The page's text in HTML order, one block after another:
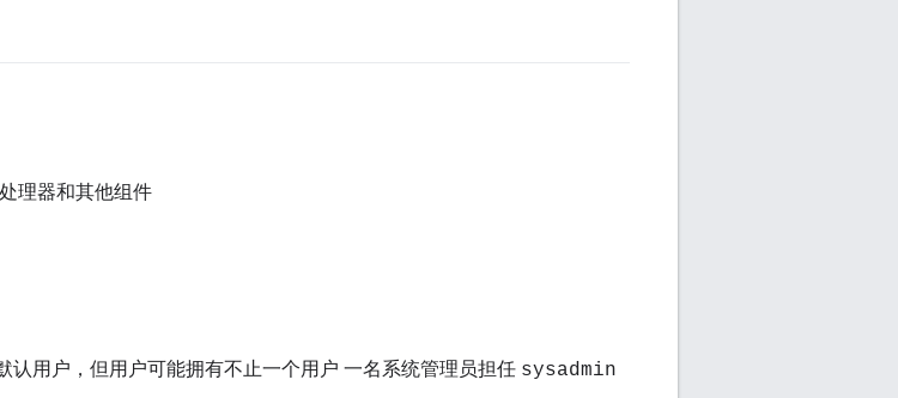
理器和其他组件
认用户，但用户可能拥有不止一个用户 一名系统管理员担任 sysadmin